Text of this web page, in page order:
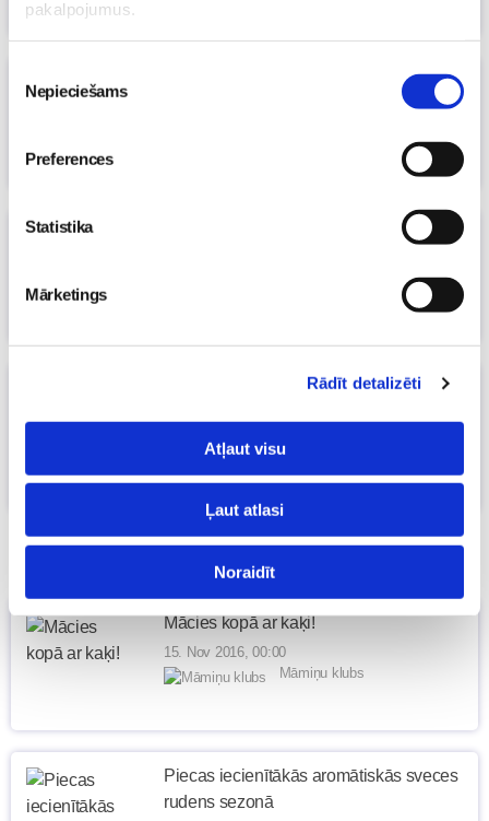
pakalpojumus.
izvēle
Nepieciešams
Preferences
Statistika
Mārketings
Rādīt detalizēti
Atļaut visu
Ļaut atlasi
Noraidīt
VIDEO: Vannas istabas pārvērtības
Komentāru konkurss: parādi, KĀDU
ZOOMBOOK.lv!
Mācies kopā ar kaķi!
15. Nov 2016, 00:00
Māmiņu klubs
Piecas iecienītākās aromātiskās sveces
rudens sezonā